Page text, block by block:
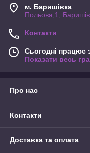
м. Баришівка
Польова,1,
Контакти
Сьогодні працює
Показати весь
Про нас
Контакти
Доставка та оплата